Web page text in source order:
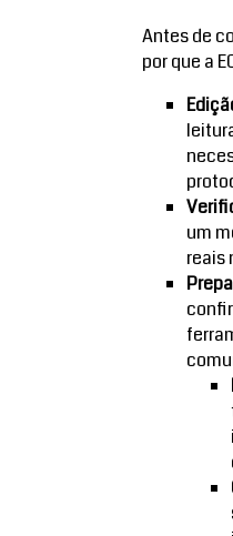
Antes de
por que a
um
reais